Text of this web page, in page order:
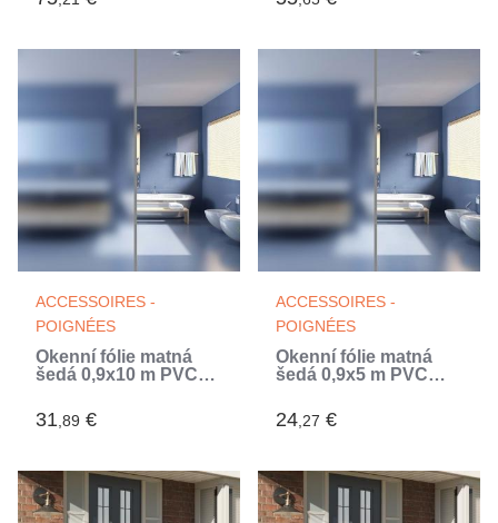
ACCESSOIRES -
POIGNÉES
Okenní fólie matná
šedá 0,9x10 m PVC
31,89 €
ACCESSOIRES -
POIGNÉES
Okenní fólie matná
šedá 0,9x5 m PVC
24,27 €